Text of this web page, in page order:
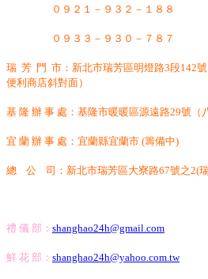
０９２１－９３２－１８８
０９３３－９３０－７８７
瑞 芳 門 市：新北市瑞芳區明燈路3段142號
便利商店斜對面）
基 隆 辦 事 處：基隆市暖暖區源遠路29號（
宜 蘭 辦 事 處：宜蘭縣宜蘭市 (籌備中)
總 公 司：新北市瑞芳區大寮路67號之2(
禮 儀 部 ： shanghao24h@gmail.com
鮮 花 部 ： shanghao24h@yahoo.com.tw